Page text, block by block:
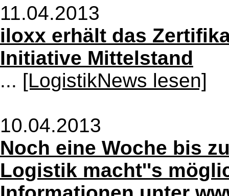
11.04.2013
iloxx erhält das
Initiative Mittelstand
... [LogistikNews lesen]
10.04.2013
Noch eine Woche bis
Logistik macht''s